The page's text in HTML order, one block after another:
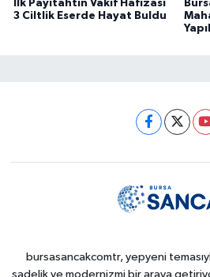
İlk Payitahtın Vakıf Hafızası
3 Ciltlik Eserde Hayat Buldu
bursasancakcomtr, yepyeni
sadelik ve modernizmi bir araya